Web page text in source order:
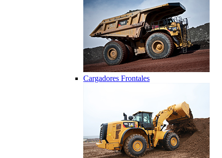
Cargadores Frontales